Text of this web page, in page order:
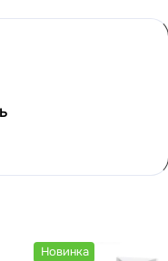
Новинка